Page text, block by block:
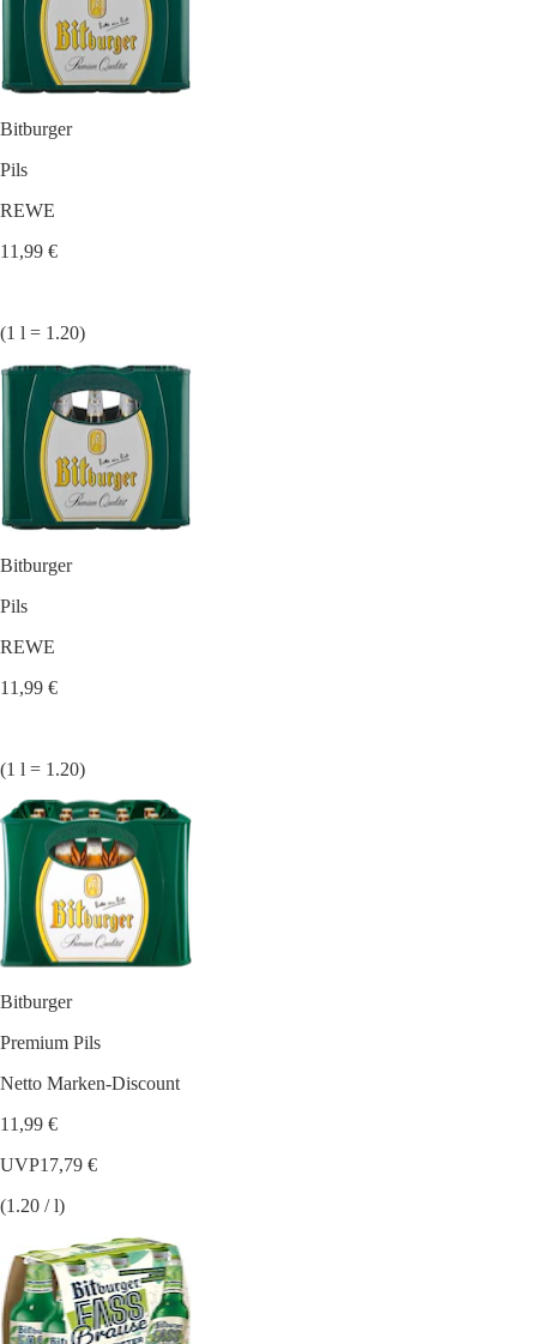
Bitburger
Pils
REWE
11,99 €
(1 l = 1.20)
Bitburger
Pils
REWE
11,99 €
(1 l = 1.20)
Bitburger
Premium Pils
Netto Marken-Discount
11,99 €
UVP17,79 €
(1.20 / l)